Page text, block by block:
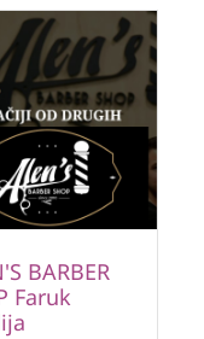
BARBER
Faruk